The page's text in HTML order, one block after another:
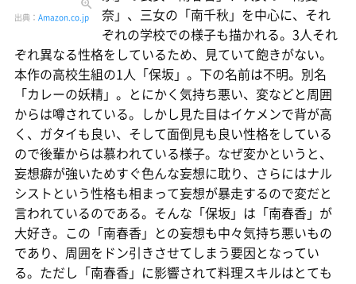
出典： Amazon.co.jp
奈」、三女の「南千秋」を中心に、それ
ぞれの学校での様子も描かれる。3人それ
ぞれ異なる性格をしているため、見ていて飽きがない。
本作の高校生組の1人「保坂」。下の名前は不明。別名
「カレーの妖精」。とにかく気持ち悪い、変などと周囲
からは噂されている。しかし見た目はイケメンで背が高
く、ガタイも良い、そして面倒見も良い性格をしている
ので後輩からは慕われている様子。なぜ変かというと、
妄想癖が強いためすぐ色んな妄想に耽り、さらにはナル
シストという性格も相まって妄想が暴走するので変だと
言われているのである。そんな「保坂」は「南春香」が
大好き。この「南春香」との妄想も中々気持ち悪いもの
であり、周囲をドン引きさせてしまう要因となってい
る。ただし「南春香」に影響されて料理スキルはとても